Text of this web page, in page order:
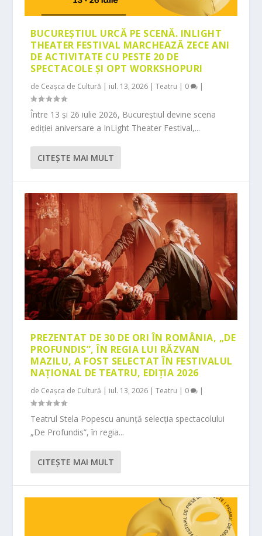
BUCUREȘTIUL URCĂ PE SCENĂ. INLIGHT
THEATER FESTIVAL MARCHEAZĂ ZECE ANI
DE ACTIVITATE CU PESTE 20 DE
SPECTACOLE ȘI OPT WORKSHOPURI
de Ceașca de Cultură | iul. 13, 2026 |Teatru | 0 |
Între 13 și 26 iulie 2026, Bucureștiul devine scena
ediției aniversare a InLight Theater Festival,...
CITEŞTE MAI MULT
PREZENTAT DE 30 DE ORI ÎN ROMÂNIA, „DE
PROFUNDIS”, ÎN REGIA LUI RĂZVAN
MAZILU, A FOST SELECTAT ÎN FESTIVALUL
NAȚIONAL DE TEATRU, EDIȚIA 2026
de Ceașca de Cultură | iul. 13, 2026 |Teatru | 0 |
Teatrul Stela Popescu anunță selecția spectacolului
„De Profundis”, în regia...
CITEŞTE MAI MULT